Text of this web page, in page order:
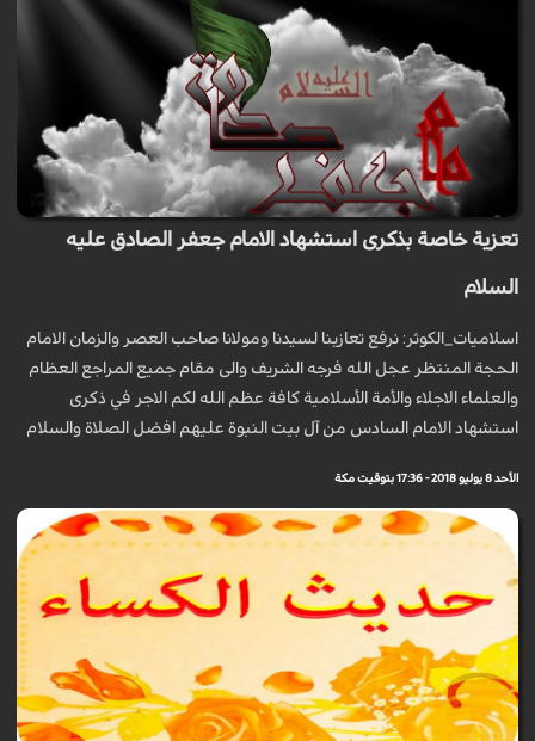
تعزية خاصة بذكرى استشهاد الامام جعفر الصادق عليه
السلام
اسلامیات_الکوثر: نرفع تعازينا لسيدنا ومولانا صاحب العصر والزمان الامام
الحجة المنتظر عجل الله فرجه الشريف والى مقام جميع المراجع العظام
والعلماء الاجلاء والأمة الأسلامية كافة عظم الله لكم الاجر في ذكرى
استشهاد الامام السادس من آل بيت النبوة عليهم افضل الصلاة والسلام
الأحد 8 يوليو 2018 - 17:36 بتوقيت مكة